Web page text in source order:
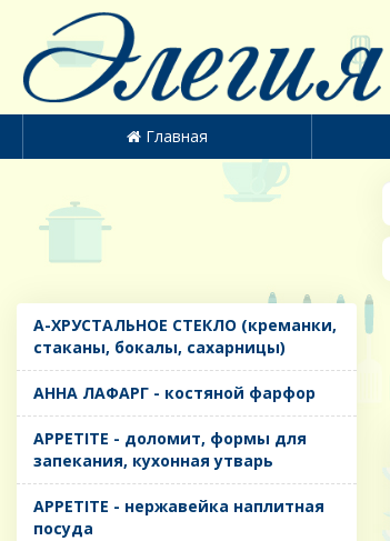
Главная
A-ХРУСТАЛЬНОЕ СТЕКЛО (креманки,
стаканы, бокалы, сахарницы)
AHHA ЛАФАРГ - костяной фарфор
APPETITE - доломит, формы для
запекания, кухонная утварь
APPETITE - нержавейка наплитная
посуда